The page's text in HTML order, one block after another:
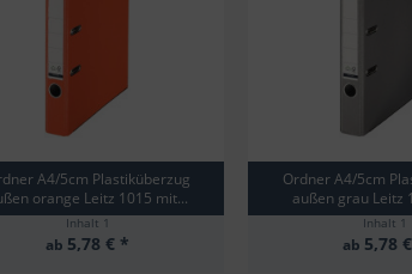
A4/5cm Plastiküberzug
orange Leitz 1015 mit...
Inhalt 1
ab 5,78 € *
Ordner A4/5cm
außen grau Leitz
Inhalt 1
ab 5,78